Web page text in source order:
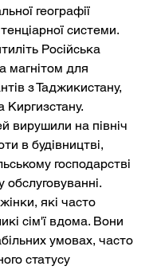
географії
системи.
Російська
магнітом для
з Таджикистану,
Киргизстану.
вирушили на північ
в будівництві,
господарстві
які часто
сім'ї вдома. Вони
умовах, часто
статусу